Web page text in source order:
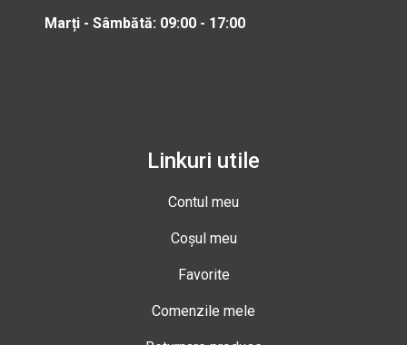
Marți - Sâmbătă: 09:00 - 17:00
Linkuri utile
Contul meu
Coșul meu
Favorite
Comenzile mele